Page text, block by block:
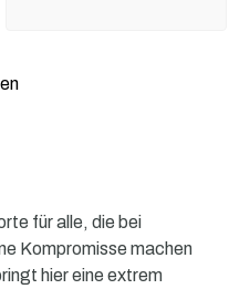
für alle, die bei
Kompromisse machen
hier eine extrem